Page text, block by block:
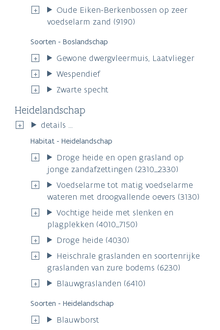
Oude Eiken-Berkenbossen op zeer
voedselarm zand (9190)
Soorten - Boslandschap
Gewone dwergvleermuis, Laatvlieger
Wespendief
Zwarte specht
Heidelandschap
details ...
Habitat - Heidelandschap
Droge heide en open grasland op
jonge zandafzettingen (2310_2330)
Voedselarme tot matig voedselarme
wateren met droogvallende oevers (3130)
Vochtige heide met slenken en
plagplekken (4010_7150)
Droge heide (4030)
Heischrale graslanden en soortenrijke
graslanden van zure bodems (6230)
Blauwgraslanden (6410)
Soorten - Heidelandschap
Blauwborst